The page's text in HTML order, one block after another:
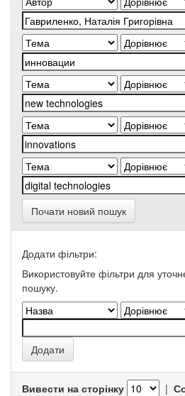
Почати новий пошук
Додати фільтри:
Використовуйте фільтри для
пошуку.
Вивести на сторінку |